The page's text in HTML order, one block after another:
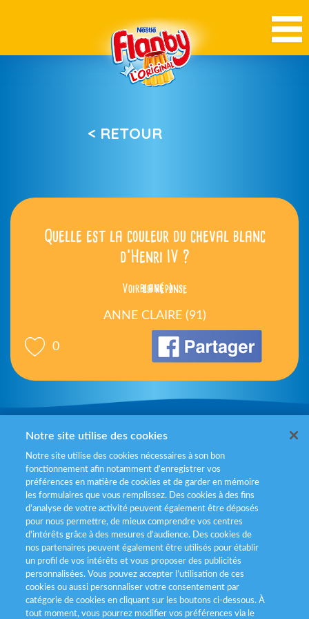
< RETOUR
Quelle est la couleur du cheval blanc
d’Henri IV ?
Voir la réponse
blanc :)
0
ANNE CLAIRE (91)
Mentions légales
Politiques de gestion des cookies
Politique données personnelles
Services consommateurs
Déclaration d’accessibilité
Notre site utilise des cookies
Notre site utilise des cookies nécessaires à son bon
fonctionnement afin notamment d’enregistrer vos
préférences en matière de cookies et de garder en mémoire
les formulaires que vous remplissez. Des cookies à des fins
d’analyse de votre activité peuvent également être déposés
pour nous permettre, de mieux comprendre vos centres
d'intérêts grâce à des mesures d’audience. Des cookies de
nos partenaires peuvent également être utilisés pour établir
un profil de vos intérêts et vous proposer des publicités
personnalisées. Vous pouvez accepter l’utilisation de ces
cookies ou aussi personnaliser votre consentement par
catégorie de cookies en cliquant sur les boutons ci-dessous. À
tout moment, vous pourrez modifier vos préférences via le